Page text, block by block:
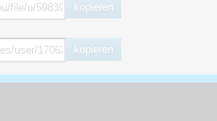
kopieren
kopieren